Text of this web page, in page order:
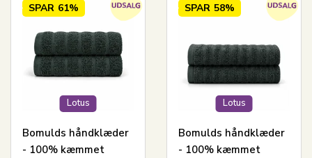
Lotus
SPAR 61%
Bomulds håndklæder
- 100% kæmmet
Lotus
SPAR 58%
Bomulds håndklæder
- 100% kæmmet